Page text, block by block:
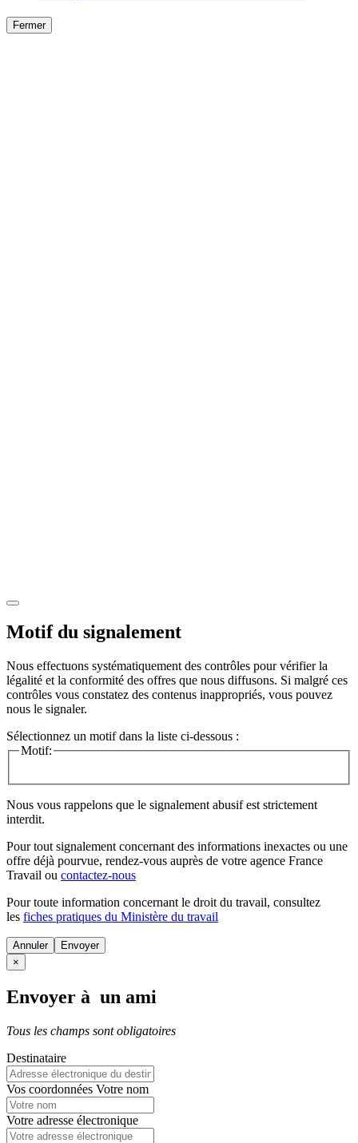
Fermer
Motif du signalement
Nous effectuons systématiquement des contrôles pour vérifier la
légalité et la conformité des offres que nous diffusons. Si malgré ces
contrôles vous constatez des contenus inappropriés, vous pouvez
nous le signaler.
Sélectionnez un motif dans la liste ci-dessous :
Motif:
Nous vous rappelons que le signalement abusif est strictement
interdit.
Pour tout signalement concernant des informations inexactes ou une
offre déjà pourvue, rendez-vous auprès de votre agence France
Travail ou contactez-nous
Pour toute information concernant le droit du travail, consultez
les fiches pratiques du Ministère du travail
Annuler
×
Envoyer à un ami
Tous les champs sont obligatoires
Destinataire
Vos coordonnées Votre nom
Votre adresse électronique